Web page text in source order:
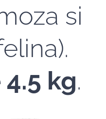
si
kg.